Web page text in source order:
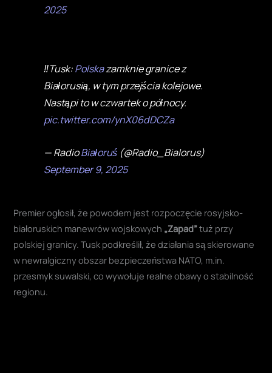
2025
‼️Tusk:Polskazamknie granice z
Białorusią, w tym przejścia kolejowe.
Nastąpi to w czwartek o północy.
pic.twitter.com/ynX06dDCZa
— RadioBiałoruś (@Radio_Bialorus)
September 9, 2025
Premier ogłosił, że powodem jest rozpoczęcie rosyjsko-
białoruskich manewrów wojskowych„Zapad”tuż przy
polskiej granicy. Tusk podkreślił, że działania są skierowane
w newralgiczny obszar bezpieczeństwa NATO, m.in.
przesmyk suwalski, co wywołuje realne obawy o stabilność
regionu.